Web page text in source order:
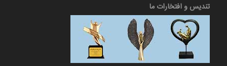
تندیس و افتخارات ما